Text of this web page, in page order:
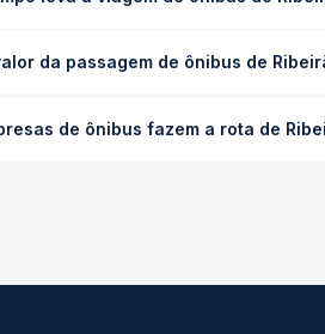
leito) e as condições de tráfego. Na
da passagem de ônibus de
antecedência da compra. Na Quero
de ônibus fazem a rota de